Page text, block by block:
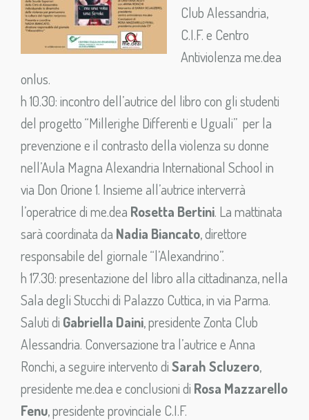
Club Alessandria,
C.I.F. e Centro
Antiviolenza me.dea
onlus.
h 10.30: incontro dell’autrice del libro con gli studenti
del progetto “Millerighe Differenti e Uguali” per la
prevenzione e il contrasto della violenza su donne
nell’Aula Magna Alexandria International School in
via Don Orione 1. Insieme all’autrice interverrà
l’operatrice di me.dea Rosetta Bertini. La mattinata
sarà coordinata da Nadia Biancato, direttore
responsabile del giornale “l’Alexandrino”.
h 17.30: presentazione del libro alla cittadinanza, nella
Sala degli Stucchi di Palazzo Cuttica, in via Parma.
Saluti di Gabriella Daini, presidente Zonta Club
Alessandria. Conversazione tra l’autrice e Anna
Ronchi, a seguire intervento diSarah Scluzero,
presidente me.dea e conclusioni di Rosa Mazzarello
Fenu, presidente provinciale C.I.F.